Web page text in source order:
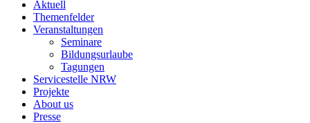
Aktuell
Themenfelder
Veranstaltungen
Seminare
Bildungsurlaube
Tagungen
Servicestelle NRW
Projekte
About us
Presse